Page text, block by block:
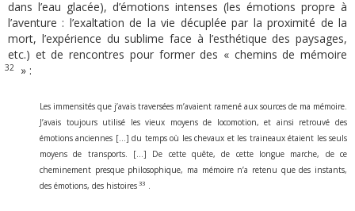
dans l’eau glacée), d’émotions intenses (les émotions propre à
l’aventure : l’exaltation de la vie décuplée par la proximité de la
mort, l’expérience du sublime face à l’esthétique des paysages,
etc.) et de rencontres pour former des « chemins de mémoire
32 » :
Les immensités que j’avais traversées m’avaient ramené aux sources de ma mémoire.
J’avais toujours utilisé les vieux moyens de locomotion, et ainsi retrouvé des
émotions anciennes […] du temps où les chevaux et les traineaux étaient les seuls
moyens de transports. […] De cette quête, de cette longue marche, de ce
cheminement presque philosophique, ma mémoire n’a retenu que des instants,
des émotions, des histoires33 .